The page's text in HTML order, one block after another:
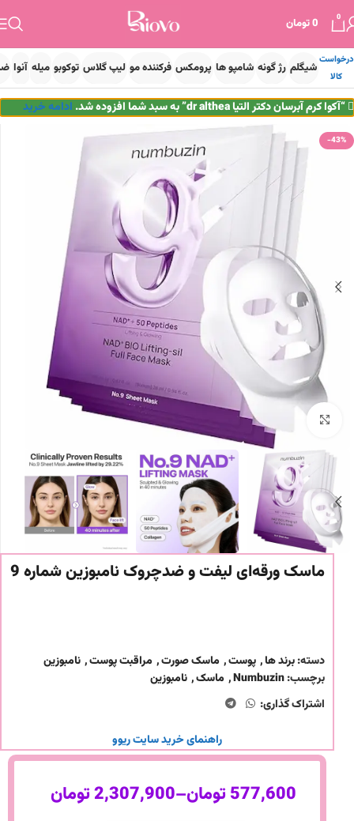
0
0تومان
درخواست
کالا
شیگلم رژ گونه شامپو ها پرومکس فرکننده مو لیپ گلاس توکوبو میله آنوا
خانه
“آکوا کرم آبرسان دکتر التیا dr althea” به سبد شما افزوده شد.
ادامه خرید
-43%
برای بزرگنمایی کلیک کنید
ماسک ورقه‌ای لیفت و ضدچروک نامبوزین شماره 9
دسته:برند ها, پوست, ماسک صورت, مراقبت پوست, نامبوزین
برچسب:Numbuzin
, ماسک, نامبوزین
اشتراک گذاری:
راهنمای خرید سایت ریوو
577,600تومان–
2,307,900تومان